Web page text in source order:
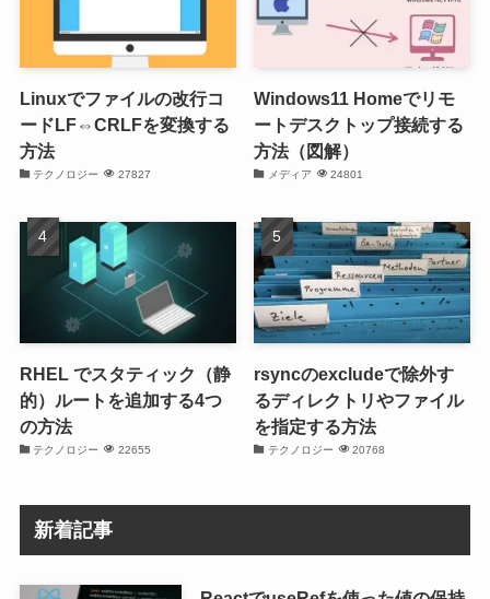
Linuxでファイルの改行コ
ードLF⇔CRLFを変換する
方法
テクノロジー 27827
Windows11 Homeでリモ
ートデスクトップ接続する
方法（図解）
メディア 24801
RHEL でスタティック（静
的）ルートを追加する4つ
の方法
テクノロジー 22655
rsyncのexcludeで除外す
るディレクトリやファイル
を指定する方法
テクノロジー 20768
新着記事